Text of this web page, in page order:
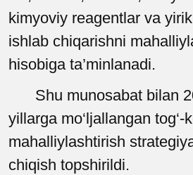
kimyoviy reagentlar va
ishlab chiqarishni
hisobiga ta’minlanadi.
Shu munosabat bilan
yillarga mo‘ljallangan tog‘-
mahalliylashtirish
chiqish topshirildi.